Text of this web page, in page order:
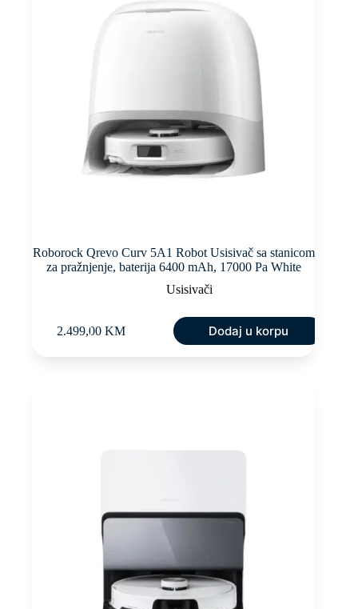
Roborock Qrevo Curv 5A1 Robot Usisivač sa stanicom
za pražnjenje, baterija 6400 mAh, 17000 Pa White
Usisivači
2.499,00 KM Dodaj u korpu